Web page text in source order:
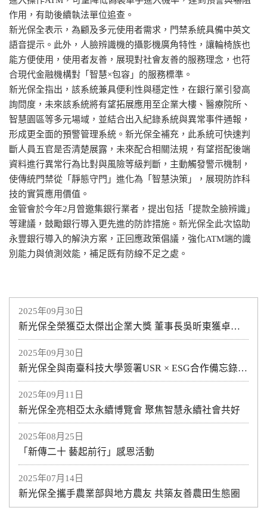
2025年09月30日
新光保全榮獲亞太傑出企業大獎 董事長吳昕東獲卓越企業領袖獎
2025年09月30日
新光保全與南臺科技大學簽署USR × ESG合作備忘錄 以智慧科技 × 人才培育 × 數位轉型 共創永續新未來
2025年09月11日
新光保全亮相亞太永續博覽會 聚焦智慧永續社會共好
2025年08月25日
「新傳二十 藝起前行」感恩活動
2025年07月14日
新光保全攜手農業部與地方農友 共築友善農田生態圈
作用，有助後續執法單位追查。
新光保全表示，為顧及多元使用者需求，門禁系統具備中英文
語音提示。此外，人臉辨識機的攝影機廣角特性，讓輪椅族也
能方便使用，使用者友善，展現對社會友善的服務理念，也符
合現代金融機構對「智慧×包容」的服務標準。
新光保全指出，該系統兼具便利性與穩定性，在銀行業引發高
詢問度，未來該系統將有望拓展應用至企業大樓、醫療院所、
智慧園區等多元場域，並結合出入紀錄系統與異常事件通報，
形成更全面的預警管理系統。新光保全補充，此系統可快速判
斷人員五官是否清楚展露，未來配合相關法規，有望搭配後端
資料進行異常行為比對與風險等級判斷，主動觸發警示機制，
使傳統門禁從「靜態守門」進化為「智慧決策」，展現防詐科
技的實質應用價值。
金管會於今年2月曾邀集銀行業者，提出包括「提款全臉辨識」
等建議，鼓勵銀行導入更先進的防詐措施。新光保全此次協助
永豐銀行導入的解決方案，正回應政策倡議，強化ATM端的識
別能力與偵測效能，補足既有防線不足之處。